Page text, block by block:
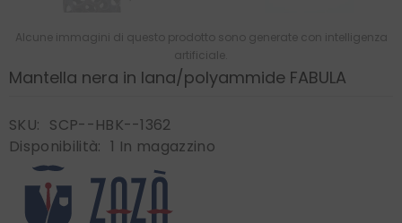
Alcune immagini di questo prodotto sono generate con intelligenza
artificiale.
Mantella nera in lana/polyammide FABULA
SKU: SCP--HBK--1362
Disponibilità: 1 In magazzino